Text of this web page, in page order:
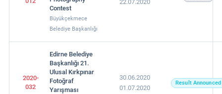
Contest
Büyükçekmece
Belediye Başkanlığı
22.07.2020
2020-
032
Edirne Belediye
Başkanlığı 21.
Ulusal Kırkpınar
Fotoğraf
Yarışması
30.06.2020
01.07.2020
Result Announced